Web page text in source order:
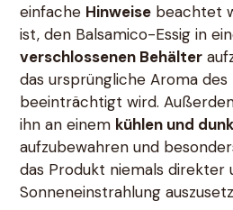
einfache Hinweise beachtet
ist, den Balsamico-Essig in
verschlossenen Behälter
das ursprüngliche Aroma
beeinträchtigt wird.
ihn an einem kühlen und
aufzubewahren und
das Produkt niemals direkter
Sonneneinstrahlung